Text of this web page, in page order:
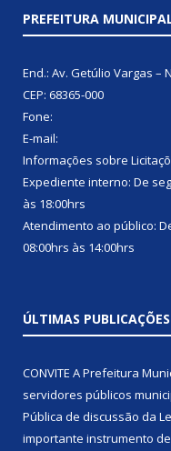
PREFEITURA
End.: Av. Getúlio Vargas –
CEP: 68365-000
Fone:
E-mail:
Informações sobre
Expediente interno: De
às 18:00hrs
Atendimento ao público:
08:00hrs às 14:00hrs
ÚLTIMAS PUBLICAÇÕES
CONVITE A Prefeitura
servidores públicos
Pública de discussão da
importante instrumento